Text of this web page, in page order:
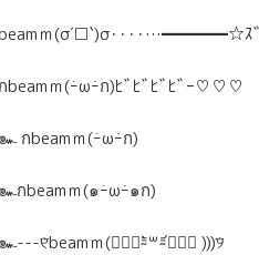
ｍ(σ´□`)σ････…━━━━☆ｽﾞ
กbeamｍ(ｰ̀ωｰ́ก)ﾋﾞﾋﾞﾋﾞﾋﾞｰ♡♡♡
๛ กbeamｍ(ｰ̀ωｰ́ก)
๛กbeamｍ(๑ｰ̀ωｰ́๑ก)
๛---୧⃛beamｍ(๑⃙⃘⁼̴̀꒳⁼̴́๑⃙⃘ )))୨⃛